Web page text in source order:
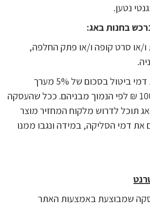
נטען.
בחנות באג:
ו/או סרט קופה ו/או פתק החלפה,
באג רשאית לגבות דמי ביטול בסכום של 5% מערך
המוצר/שירות או 100 ₪ לפי הנמוך מבניהם. ככל שהעסקה
תוכל לדרוש מלקוח המחזיר מוצר
את דמי הסליקה, במידה ונגבו ממנו
שמבוצעת באמצעות האתר